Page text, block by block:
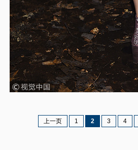
上一页 1 2 3 4